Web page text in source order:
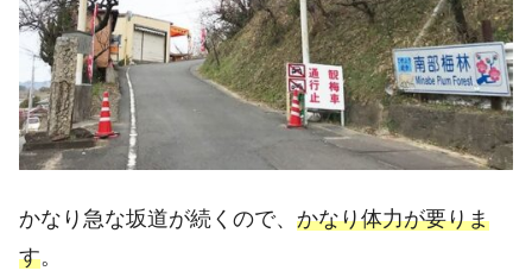
かなり急な坂道が続くので、 かなり体力が要りま
す。